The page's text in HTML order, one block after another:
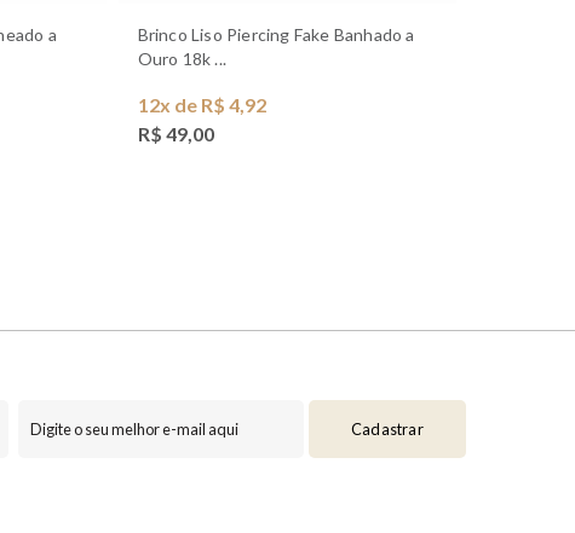
Brinco Liso Piercing Fake Banhado a
Ouro 18k ...
12x de R$ 4,92
R$ 49,00
Cadastrar